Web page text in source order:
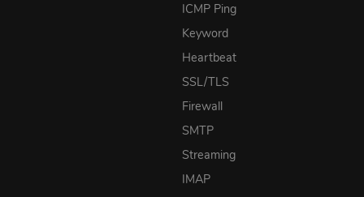
ICMP Ping
Keyword
Heartbeat
SSL/TLS
Firewall
SMTP
Streaming
IMAP